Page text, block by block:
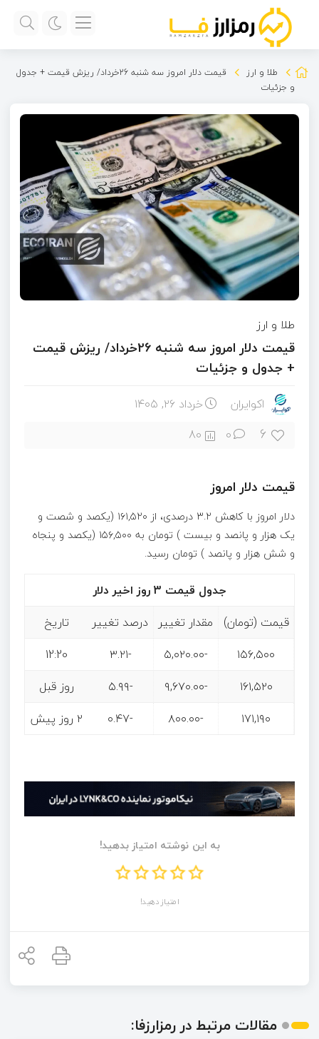
طلا و ارز
قیمت دلار امروز سه شنبه 26خرداد/ ریزش قیمت + جدول
و جزئیات
طلا و ارز
قیمت دلار امروز سه شنبه 26خرداد/ ریزش قیمت
+ جدول و جزئیات
اکوایران خرداد ۲۶, ۱۴۰۵
6
0
80
قیمت دلار امروز
دلار امروز با کاهش ۳.۲ درصدی، از ۱۶۱,۵۲۰ (یکصد و شصت و
یک هزار و پانصد و بیست ) تومان به ۱۵۶,۵۰۰ (یکصد و پنجاه
و شش هزار و پانصد ) تومان رسید.
جدول قیمت 3 روز اخیر دلار
قیمت (تومان)
مقدار تغییر درصد تغییر
تاریخ
۱۵۶,۵۰۰
-۵,۰۲۰.۰۰ -۳.۲۱
12:20
۱۶۱,۵۲۰
-۹,۶۷۰.۰۰ -۵.۹۹
روز قبل
۱۷۱,۱۹۰
-۸۰۰.۰۰ -۰.۴۷ ۲ روز پیش
به این نوشته امتیاز بدهید!
امتیاز دهید!
مقالات مرتبط در رمزارزفا: